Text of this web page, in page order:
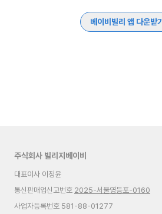
베이비빌리 앱 다운받기
주식회사 빌리지베이비
대표이사 이정윤
통신판매업신고번호 2025-서울영등포-0160
사업자등록번호 581-88-01277